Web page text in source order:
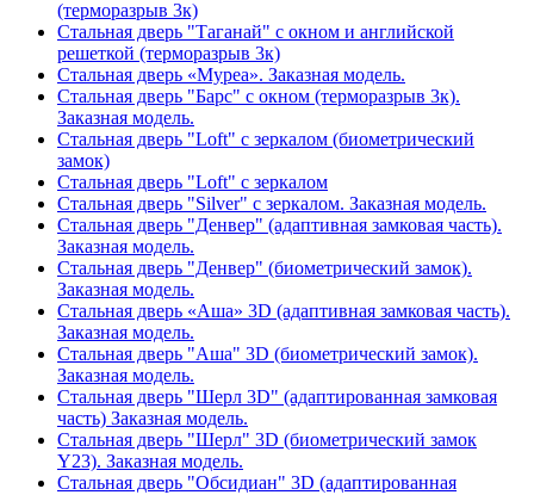
(терморазрыв 3к)
Стальная дверь "Таганай" с окном и английской
решеткой (терморазрыв 3к)
Стальная дверь «Муреа». Заказная модель.
Стальная дверь "Барс" с окном (терморазрыв 3к).
Заказная модель.
Стальная дверь "Loft" с зеркалом (биометрический
замок)
Стальная дверь "Loft" с зеркалом
Стальная дверь "Silver" с зеркалом. Заказная модель.
Стальная дверь "Денвер" (адаптивная замковая часть).
Заказная модель.
Стальная дверь "Денвер" (биометрический замок).
Заказная модель.
Стальная дверь «Аша» 3D (адаптивная замковая часть).
Заказная модель.
Стальная дверь "Аша" 3D (биометрический замок).
Заказная модель.
Стальная дверь "Шерл 3D" (адаптированная замковая
часть) Заказная модель.
Стальная дверь "Шерл" 3D (биометрический замок
Y23). Заказная модель.
Стальная дверь "Обсидиан" 3D (адаптированная